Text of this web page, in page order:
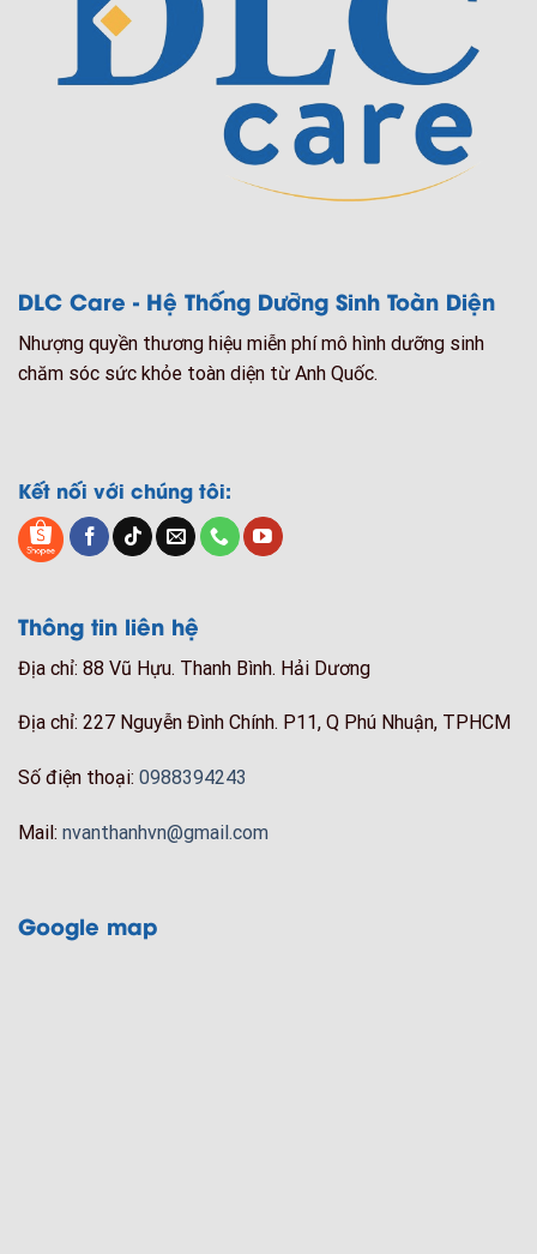
DLC Care - Hệ Thống Dưỡng Sinh Toàn Diện
Nhượng quyền thương hiệu miễn phí mô hình dưỡng sinh
chăm sóc sức khỏe toàn diện từ Anh Quốc.
Kết nối với chúng tôi:
Thông tin liên hệ
Địa chỉ: 88 Vũ Hựu. Thanh Bình. Hải Dương
Địa chỉ: 227 Nguyễn Đình Chính. P11, Q Phú Nhuận, TPHCM
Số điện thoại: 0988394243
Mail: nvanthanhvn@gmail.com
Google map